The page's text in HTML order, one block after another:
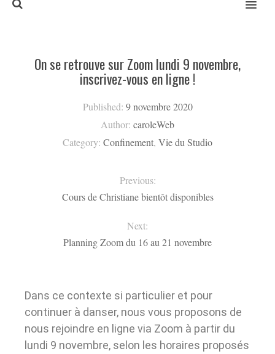
MENU
Dans ce contexte si particulier et pour
continuer à danser, nous vous proposons de
nous rejoindre en ligne via Zoom à partir du
lundi 9 novembre, selon les horaires proposés
On se retrouve sur Zoom lundi 9 novembre,
inscrivez-vous en ligne !
Published: 9 novembre 2020
Author: caroleWeb
Category: Confinement, Vie du Studio
Previous:
Cours de Christiane bientôt disponibles
Next:
Planning Zoom du 16 au 21 novembre